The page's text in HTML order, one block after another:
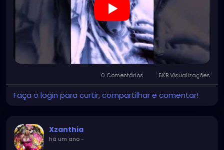
0 Comentários 5KB Visualizações
Faça o login para curtir, compartilhar e comentar!
Xzanthia
há um ano-